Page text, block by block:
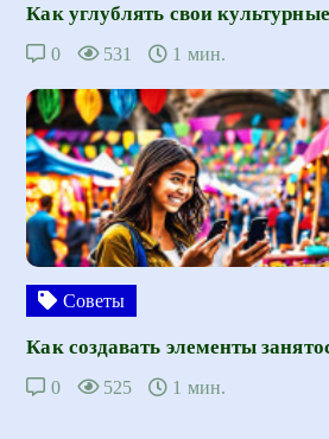
Как углублять свои
0 531 1 мин.
Советы
Как создавать элементы
0 525 1 мин.